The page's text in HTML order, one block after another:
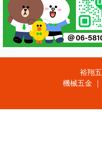
裕翔
機械五金